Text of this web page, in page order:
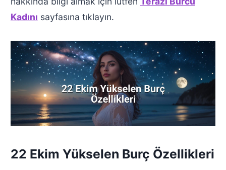
Kadını sayfasına tıklayın.
22 Ekim Yükselen Burç Özellikleri